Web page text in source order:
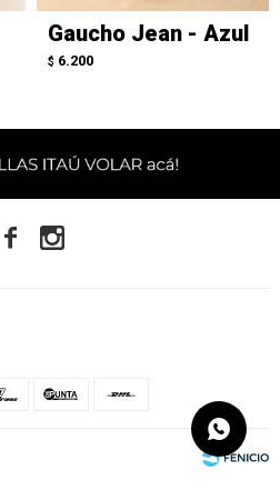
Gaucho Jean - Azul
$ 6.200
 